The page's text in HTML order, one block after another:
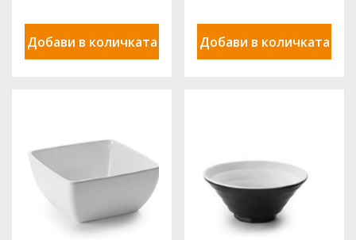
Добави в количката Добави в количката